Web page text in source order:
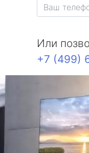
Или
+7 (499)